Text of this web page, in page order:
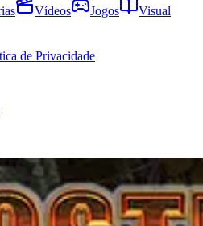
Vídeos Jogos
Visual
de Privacidade